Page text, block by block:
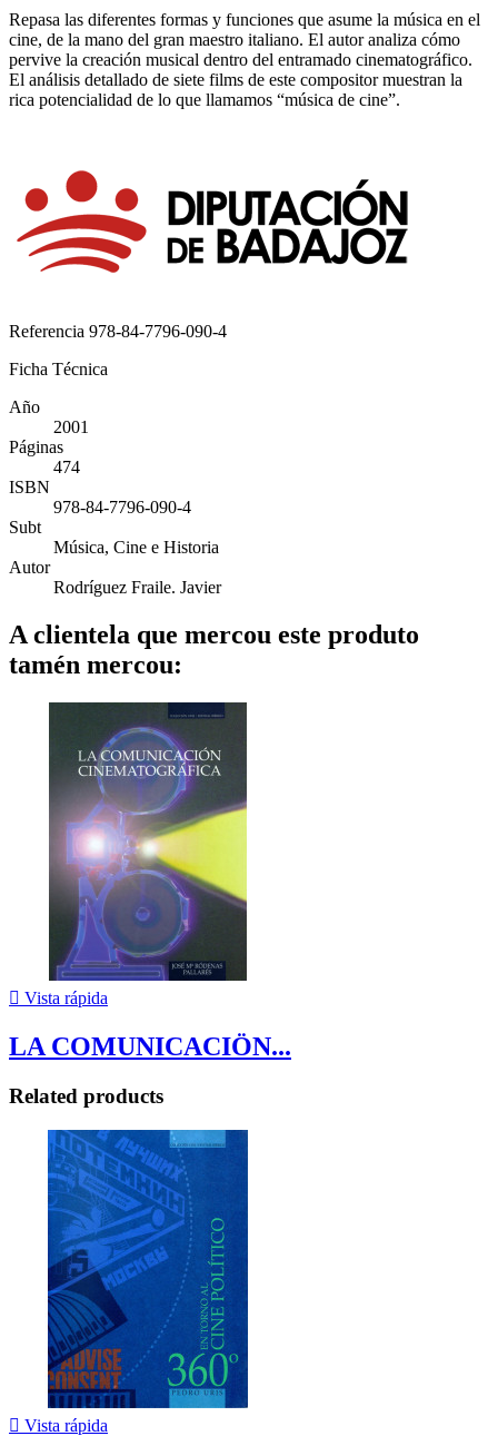
Repasa las diferentes formas y funciones que asume la música en el
cine, de la mano del gran maestro italiano. El autor analiza cómo
pervive la creación musical dentro del entramado cinematográfico.
El análisis detallado de siete films de este compositor muestran la
rica potencialidad de lo que llamamos “música de cine”.
Referencia 978-84-7796-090-4
Ficha Técnica
Año
2001
Páginas
474
ISBN
978-84-7796-090-4
Subt
Música, Cine e Historia
Autor
Rodríguez Fraile. Javier
A clientela que mercou este produto
tamén mercou:
 Vista rápida
LA COMUNICACIÖN...
Related products
 Vista rápida